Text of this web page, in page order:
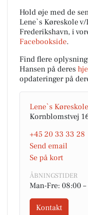
Hold øje med de
Lene`s Køreskole v/
Frederikshavn, i
Facebookside.
Find flere
Hansen på deres
opdateringer på
Lene`s
Kornblomstvej
+45 20 33 33 28
Send email
Se på kort
ÅBNINGSTIDER
Man-Fre: 08:00
Kontakt